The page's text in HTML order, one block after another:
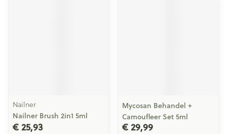
Nailner
Nailner Brush 2in1 5ml
€ 25,93
Mycosan Behandel +
Camoufleer Set 5ml
€ 29,99